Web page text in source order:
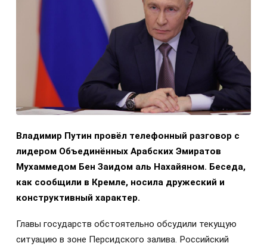
Владимир Путин провёл телефонный разговор с
лидером Объединённых Арабских Эмиратов
Мухаммедом Бен Заидом аль Нахайяном. Беседа,
как сообщили в Кремле, носила дружеский и
конструктивный характер.
Главы государств обстоятельно обсудили текущую
ситуацию в зоне Персидского залива. Российский